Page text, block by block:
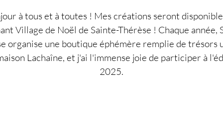
à tous et à toutes ! Mes créations seront
Village de Noël de Sainte-Thérèse ! Chaque année,
organise une boutique éphémère remplie de trésors
Lachaîne, et j'ai l'immense joie de participer à
2025.